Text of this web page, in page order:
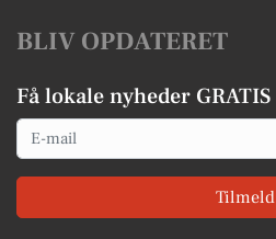
BLIV OPDATERET
Få lokale nyheder GRATIS
Email
Tilmeld